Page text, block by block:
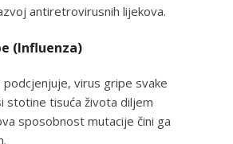
antiretrovirusnih lijekova.
(Influenza)
virus gripe svake
stotine tisuća života diljem
sposobnost mutacije čini ga